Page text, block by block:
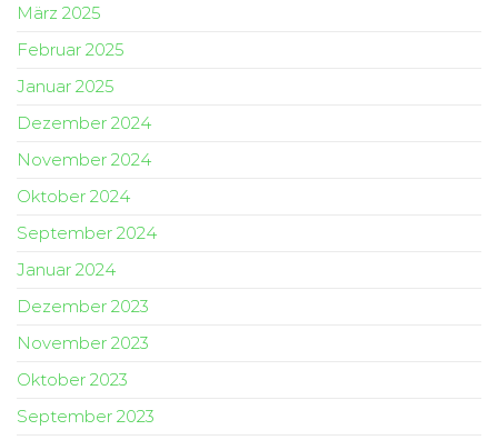
März 2025
Februar 2025
Januar 2025
Dezember 2024
November 2024
Oktober 2024
September 2024
Januar 2024
Dezember 2023
November 2023
Oktober 2023
September 2023